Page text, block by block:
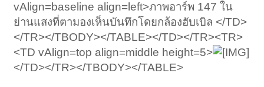
vAlign=baseline align=left>ภาพอาร์พ 147 ใน
ย่านแสงที่ตามองเห็นบันทึกโดยกล้องฮับเบิล </TD>
</TR></TBODY></TABLE></TD></TR><TR>
<TD vAlign=top align=middle height=5>
</TD></TR></TBODY></TABLE>